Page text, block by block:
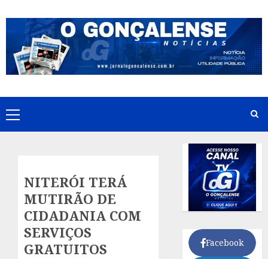
to
content
Primary
Menu
NITERÓI TERÁ
MUTIRÃO DE
CIDADANIA COM
SERVIÇOS
GRATUITOS
Facebook